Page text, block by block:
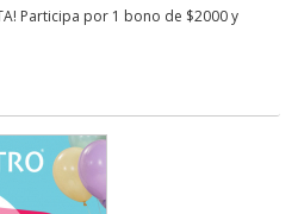
Participa por 1 bono de $2000 y